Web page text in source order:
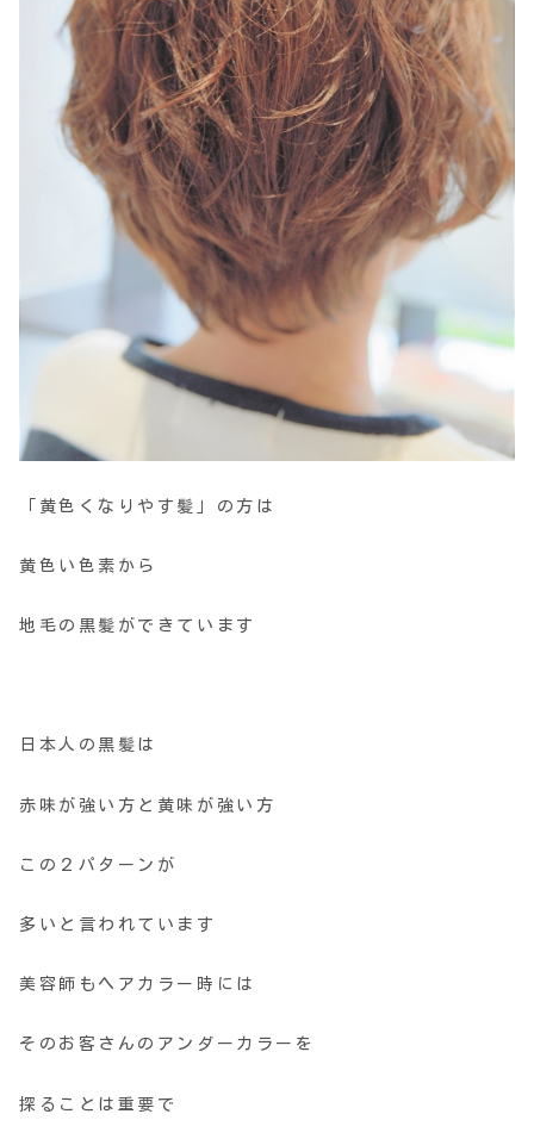
「黄色くなりやす髪」の方は
黄色い色素から
地毛の黒髪ができています
日本人の黒髪は
赤味が強い方と黄味が強い方
この２パターンが
多いと言われています
美容師もヘアカラー時には
そのお客さんのアンダーカラーを
探ることは重要で